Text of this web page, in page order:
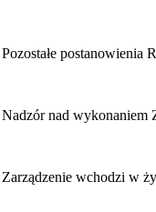
Pozostałe postanowienia
Nadzór nad wykonaniem
Zarządzenie wchodzi w